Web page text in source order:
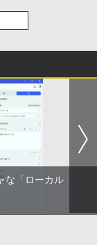
ミニpc ゲーミ
ミニpc 新版小
ディスプレイ
ー 新品
な「ローカル